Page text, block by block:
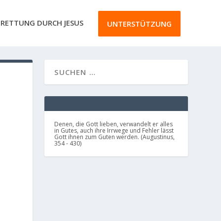
RETTUNG DURCH JESUS UNTERSTÜTZUNG
Denen, die Gott lieben, verwandelt er alles
in Gutes, auch ihre Irrwege und Fehler lässt
Gott ihnen zum Guten werden. (Augustinus,
354 - 430)